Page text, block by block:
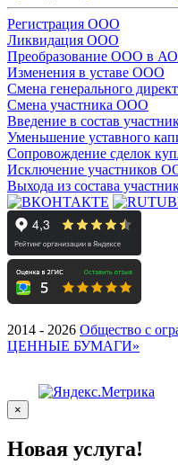
Регистрация ООО
Ликвидация ООО
Преобразование ООО в АО
Изменения в уставе ООО
Смена генерального
Смена участника ООО
Введение в состав
Уменьшение уставного
Сопровождение сделок
Исключение участников
Выхода из состава
2014 - 2026 Общество с
ЦЕННЫЕ БУМАГИ»
×
Новая услуга!